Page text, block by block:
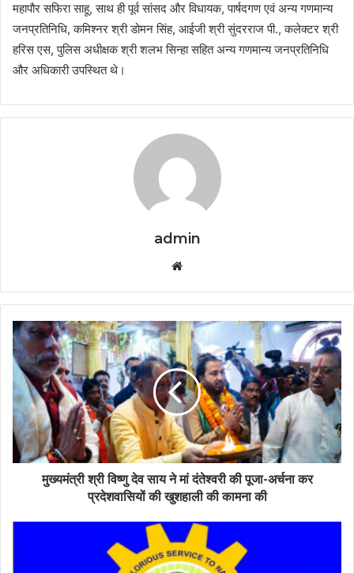
महापौर सफिरा साहू, साथ ही पूर्व सांसद और विधायक, पार्षदगण एवं अन्य गणमान्य
जनप्रतिनिधि, कमिश्नर श्री डोमन सिंह, आईजी श्री सुंदरराज पी., कलेक्टर श्री
हरिस एस, पुलिस अधीक्षक श्री शलभ सिन्हा सहित अन्य गणमान्य जनप्रतिनिधि
और अधिकारी उपस्थित थे।
admin
मुख्यमंत्री श्री विष्णु देव साय ने मां दंतेश्वरी की पूजा-अर्चना कर
प्रदेशवासियों की खुशहाली की कामना की